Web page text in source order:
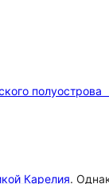
полуострова
Карелия.